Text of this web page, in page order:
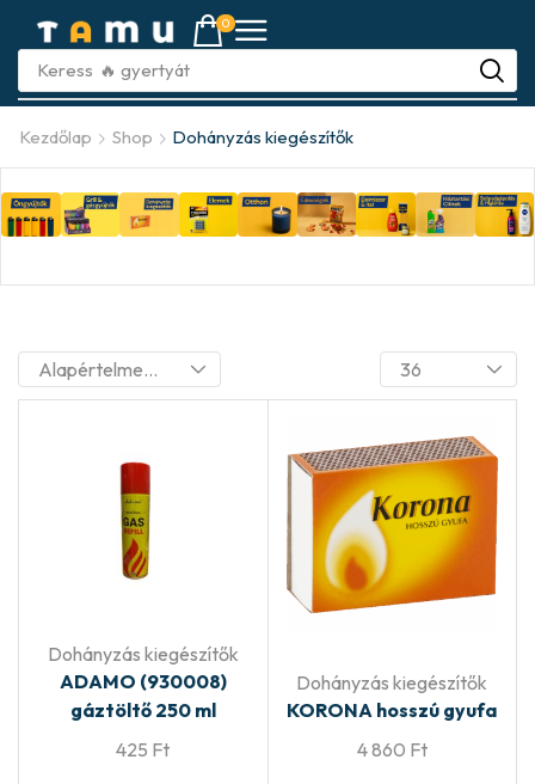
0
Keress 🔥 gyújtót
Kezdőlap Shop Dohányzás kiegészítők
Dohányzás kiegészítők
ADAMO (930008)
gáztöltő 250 ml
425 Ft
Dohányzás kiegészítők
KORONA hosszú gyufa
4 860 Ft